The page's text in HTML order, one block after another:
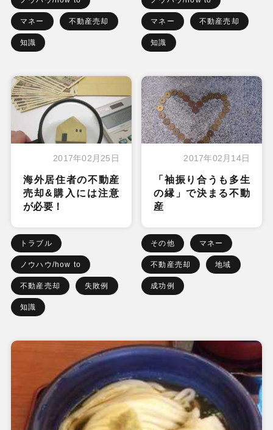
マネー 不動産売却
知識
マネー 不動産売却
知識
2017年02月25日
海外居住者の不動産
売却&購入には注意
が必要！
トラブル
ノウハウ/how to
不動産売却 失敗例
知識
2017年02月14日
「袖振り合うも多生
の縁」で決まる不動
産
その他 マネー
不動産売却 地域
成功例